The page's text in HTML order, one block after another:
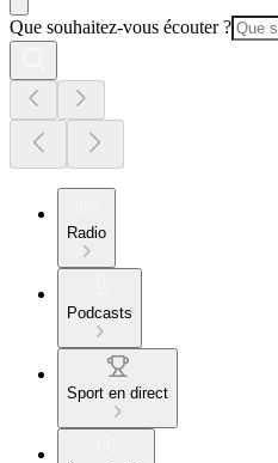
Que souhaitez-vous écouter ?
Radio
Podcasts
Sport en direct